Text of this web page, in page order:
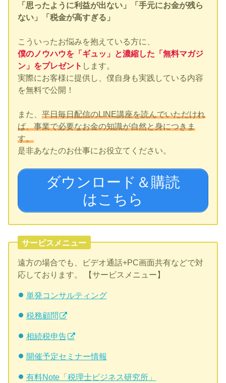
「思ったように利益が出ない」「手元にお金が残ら
ない」「税金が高すぎる」
こういったお悩みを抱えている方に、
僕のノウハウを「ギュッ」と濃縮した「無料マガジ
ン」をプレゼント します。
実際にお客様に提供し、僕自身も実践している内容
を無料で公開！
また、平日毎日配信のLINE講座を読んでいただけれ
ば、事業で必要なお金の知識が自然と身につきま
す。
是非あなたのお仕事にお役立てください。
ダウンロード＆購読
はこちら
サービスメニュー
遠方の場合でも、ビデオ通話+PC画面共有などで対
応しております。 【サービスメニュー】
単発コンサルティング
税務顧問
相続税申告
開催予定セミナー情報
有料Note「税理士ビジネス研究所」